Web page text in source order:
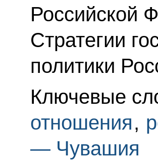
Российской
Стратегии
политики
Ключевые
отношения,
— Чувашия